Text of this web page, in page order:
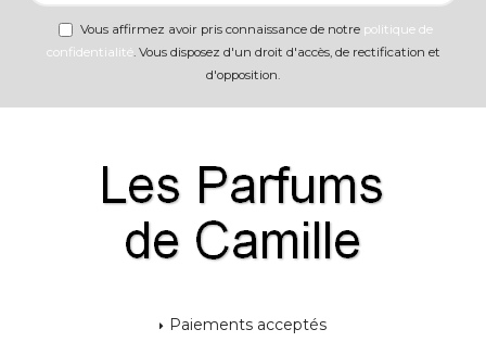
Vous affirmez avoir pris connaissance de notre politique de
confidentialité. Vous disposez d'un droit d'accès, de rectification et
d'opposition.
Paiements acceptés